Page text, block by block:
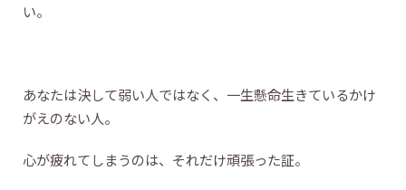
い。
あなたは決して弱い人ではなく、一生懸命生きているかけ
がえのない人。
心が疲れてしまうのは、それだけ頑張った証。